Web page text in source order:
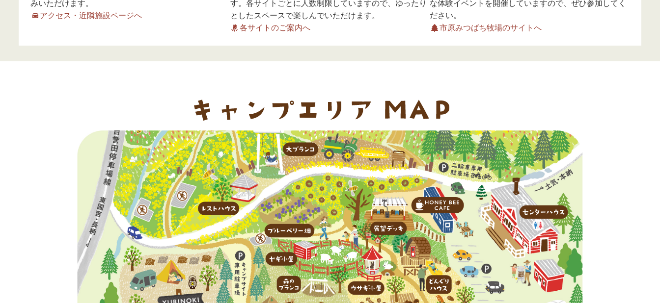
みいただけます。
アクセス・近隣施設ページへ
す。各サイトごとに人数制限していますので、ゆったり
としたスペースで楽しんでいただけます。
各サイトのご案内へ
な体験イベントを開催していますので、ぜひ参加してく
ださい。
市原みつばち牧場のサイトへ